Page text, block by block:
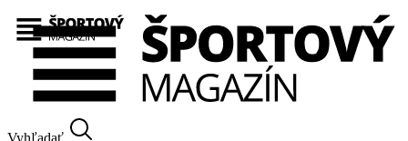
Preskočiť
na
obsah
Vyhľadať